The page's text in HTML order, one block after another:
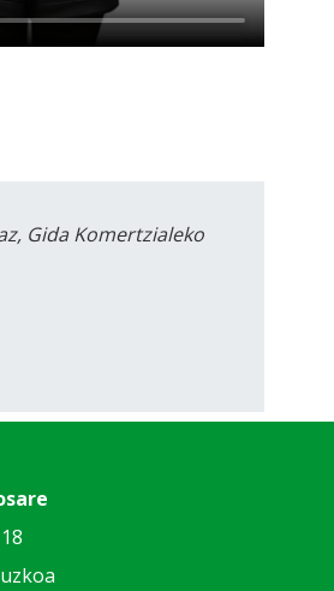
Gida Komertzialeko